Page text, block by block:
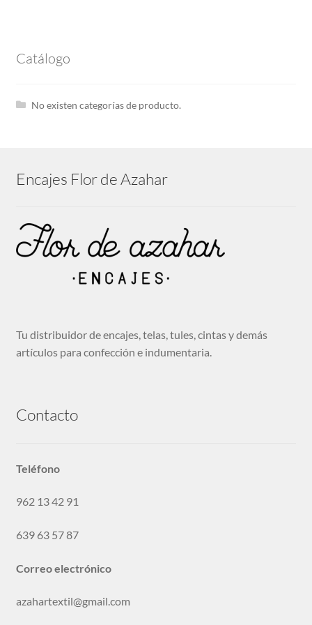
Botones y Pasamaneria
Solicitar Acceso
Sin categoría
Catálogo
No existen categorías de producto.
Encajes Flor de Azahar
Tu distribuidor de encajes, telas, tules, cintas y demás
artículos para confección e indumentaria.
Contacto
Teléfono
962 13 42 91
639 63 57 87
Correo electrónico
azahartextil@gmail.com